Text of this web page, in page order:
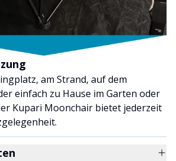
am Strand, auf dem
einfach zu Hause im Garten oder
Kupari Moonchair bietet jederzeit